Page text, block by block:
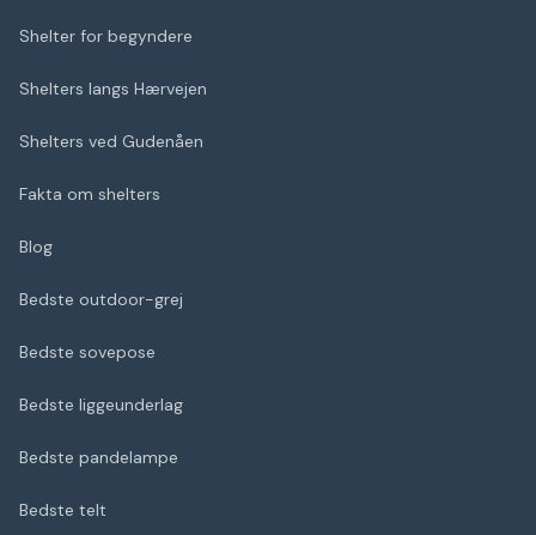
Shelter for begyndere
Shelters langs Hærvejen
Shelters ved Gudenåen
Fakta om shelters
Blog
Bedste outdoor-grej
Bedste sovepose
Bedste liggeunderlag
Bedste pandelampe
Bedste telt